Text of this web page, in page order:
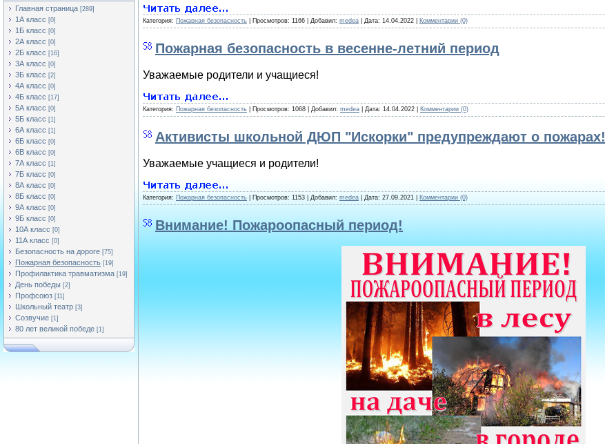
Главная страница [289]
1А класс [0]
1Б класс [0]
2А класс [0]
2Б класс [16]
3А класс [0]
3Б класс [2]
4А класс [0]
4Б класс [17]
5А класс [0]
5Б класс [1]
6А класс [1]
6Б класс [0]
6В класс [0]
7А класс [1]
7Б класс [0]
8А класс [0]
8Б класс [0]
9А класс [0]
9Б класс [0]
10А класс [0]
11А класс [0]
Безопасность на дороге [75]
Пожарная безопасность [19]
Профилактика травматизма [19]
День победы [2]
Профсоюз [11]
Школьный театр [3]
Созвучие [1]
80 лет великой победе [1]
Категория: Пожарная безопасность | Просмотров: 1166 | Добавил: medea | Дата: 14.04.2022 Комментарии (0)
Пожарная безопасность в весенне-летний период
Уважаемые родители и учащиеся!
Категория: Пожарная безопасность | Просмотров: 1068 | Добавил: medea | Дата: 14.04.2022 Комментарии (0)
Активисты школьной ДЮП "Искорки" предупреждают о пожарах!
Уважаемые учащиеся и родители!
Категория: Пожарная безопасность | Просмотров: 1153 | Добавил: medea | Дата: 27.09.2021 Комментарии (0)
Внимание! Пожароопасный период!